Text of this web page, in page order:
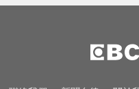
日網讚：比政
總統：勞工是
支持政府政策